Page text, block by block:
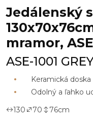
Jedálenský
mramor,
ASE-1001
Keramická doska
Odolný a ľahko
130
70 76cm